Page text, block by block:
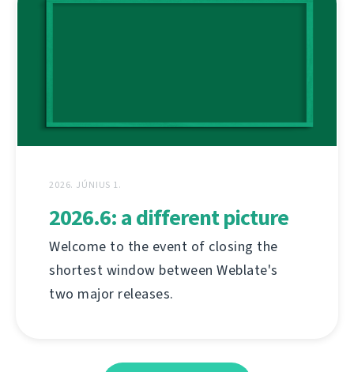
2026. JÚNIUS 1.
2026.6: a different picture
Welcome to the event of closing the
shortest window between Weblate's
two major releases.